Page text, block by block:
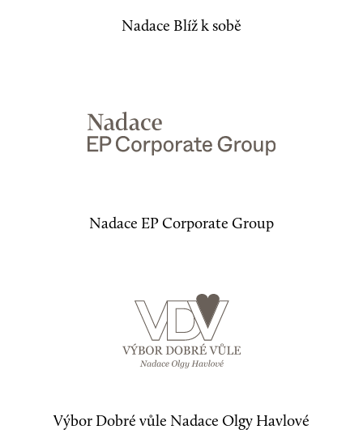
Nadace Blíž k sobě
Nadace EP Corporate Group
Výbor Dobré vůle Nadace Olgy Havlové